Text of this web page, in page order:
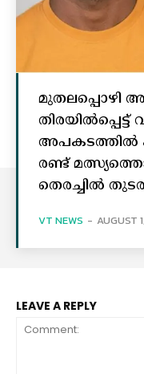
മുതലപ്പൊഴി
അപകടത്തിൽ
രണ്ട്
തെരച്ചിൽ
VT NEWS - AUGUST
LEAVE A REPLY